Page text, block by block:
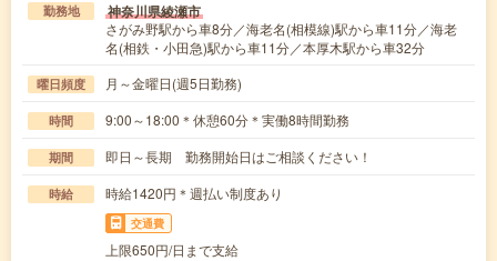
勤務地 神奈川県綾瀬市
さがみ野駅から車8分／海老名(相模線)駅から車11分／海老
名(相鉄・小田急)駅から車11分／本厚木駅から車32分
曜日頻度 月～金曜日(週5日勤務)
時間 9:00～18:00＊休憩60分＊実働8時間勤務
期間 即日～長期 勤務開始日はご相談ください！
時給 時給1420円＊週払い制度あり
交通費
上限650円/日まで支給